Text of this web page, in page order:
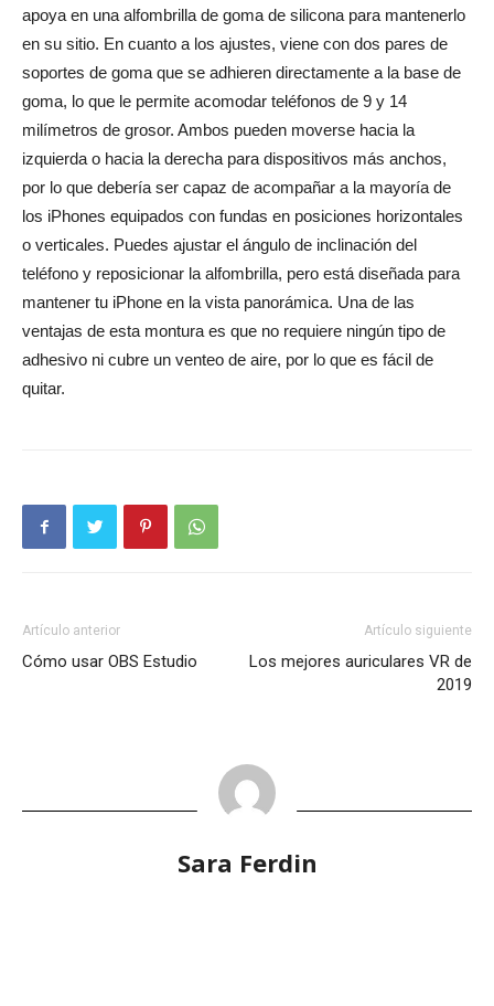
apoya en una alfombrilla de goma de silicona para mantenerlo
en su sitio. En cuanto a los ajustes, viene con dos pares de
soportes de goma que se adhieren directamente a la base de
goma, lo que le permite acomodar teléfonos de 9 y 14
milímetros de grosor. Ambos pueden moverse hacia la
izquierda o hacia la derecha para dispositivos más anchos,
por lo que debería ser capaz de acompañar a la mayoría de
los iPhones equipados con fundas en posiciones horizontales
o verticales. Puedes ajustar el ángulo de inclinación del
teléfono y reposicionar la alfombrilla, pero está diseñada para
mantener tu iPhone en la vista panorámica. Una de las
ventajas de esta montura es que no requiere ningún tipo de
adhesivo ni cubre un venteo de aire, por lo que es fácil de
quitar.
Artículo anterior
Cómo usar OBS Estudio
Artículo siguiente
Los mejores auriculares VR de
2019
Sara Ferdin